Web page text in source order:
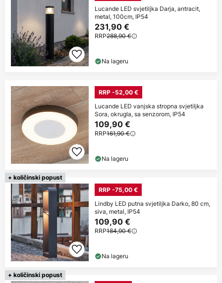
Lucande LED svjetiljka Darja, antracit,
metal, 100cm, IP54
231,90 €
RRP288,90 €
Na lageru
RRP -52,00 €
Lucande LED vanjska stropna svjetiljka
Sora, okrugla, sa senzorom, IP54
109,90 €
RRP161,90 €
Na lageru
+ količinski popust
RRP -75,00 €
Lindby LED putna svjetiljka Darko, 80 cm,
siva, metal, IP54
109,90 €
RRP184,90 €
Na lageru
+ količinski popust